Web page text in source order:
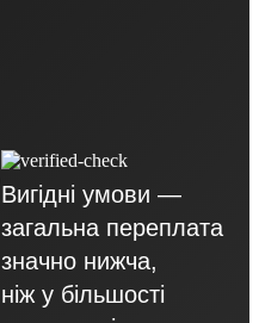
Вигідні умови —
загальна переплата
значно нижча,
ніж у більшості